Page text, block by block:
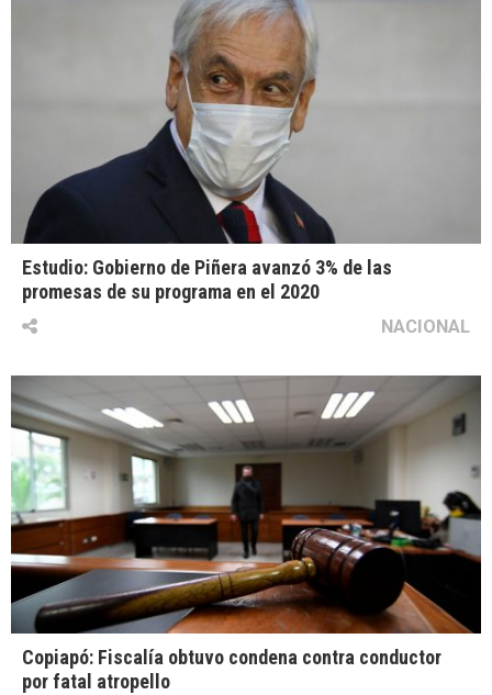
Estudio: Gobierno de Piñera avanzó 3% de las
promesas de su programa en el 2020
NACIONAL
Copiapó: Fiscalía obtuvo condena contra conductor
por fatal atropello